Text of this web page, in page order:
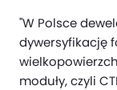
"W Polsce
dywersyfikację
moduły, czyli